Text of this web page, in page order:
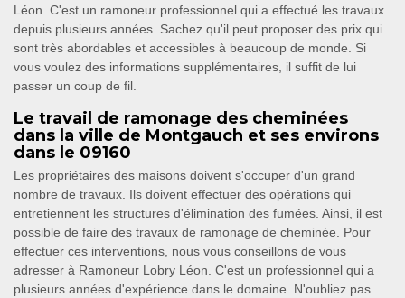
Léon. C'est un ramoneur professionnel qui a effectué les travaux
depuis plusieurs années. Sachez qu'il peut proposer des prix qui
sont très abordables et accessibles à beaucoup de monde. Si
vous voulez des informations supplémentaires, il suffit de lui
passer un coup de fil.
Le travail de ramonage des cheminées
dans la ville de Montgauch et ses environs
dans le 09160
Les propriétaires des maisons doivent s'occuper d'un grand
nombre de travaux. Ils doivent effectuer des opérations qui
entretiennent les structures d'élimination des fumées. Ainsi, il est
possible de faire des travaux de ramonage de cheminée. Pour
effectuer ces interventions, nous vous conseillons de vous
adresser à Ramoneur Lobry Léon. C'est un professionnel qui a
plusieurs années d'expérience dans le domaine. N'oubliez pas